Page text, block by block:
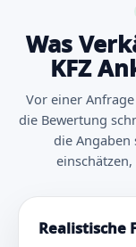
Was
KFZ
Vor einer
die Bewertung
die Angaben
Realistische